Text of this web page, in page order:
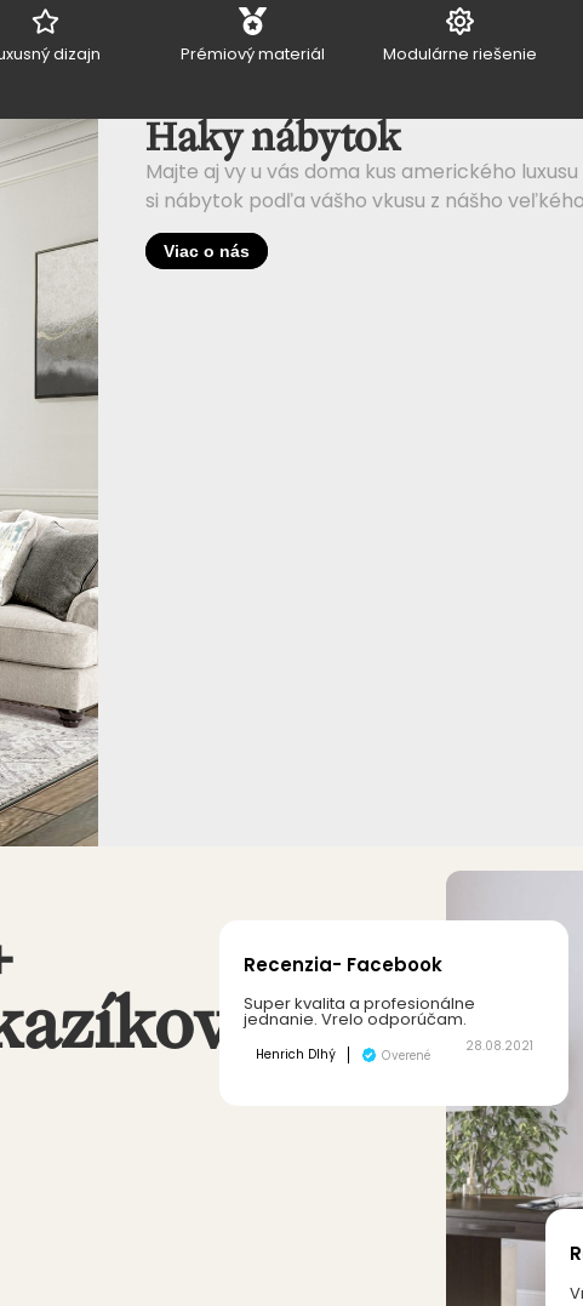
dizajn Prémiový materiál Modulárne riešenie
Haky nábytok
Majte aj vy u vás doma kus amerického
si nábytok podľa vášho vkusu z nášho
Viac o nás
Recenzia- Facebook
Super kvalita a profesionálne
jednanie. Vrelo odporúčam.
Henrich Dlhý Overené 28.08.2021